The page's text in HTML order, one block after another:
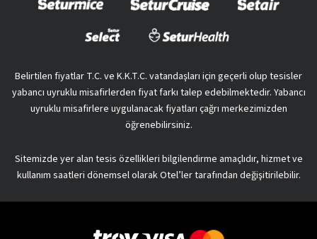
Belirtilen fiyatlar T.C. ve K.K.T.C. vatandaşları için geçerli olup tesisler
yabancı uyruklu misafirlerden fiyat farkı talep edebilmektedir. Yabancı
uyruklu misafirlere uygulanacak fiyatları çağrı merkezimizden
öğrenebilirsiniz.
Sitemizde yer alan tesis özellikleri bilgilendirme amaçlıdır, hizmet ve
kullanım saatleri dönemsel olarak Otel’ler tarafından değişitirilebilir.